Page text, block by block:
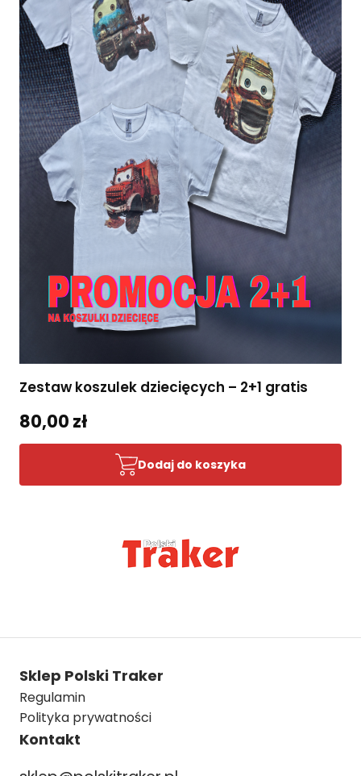
Zestaw koszulek dziecięcych – 2+1 gratis
80,00 zł
Dodaj do koszyka
Sklep Polski Traker
Regulamin
Polityka prywatności
Kontakt